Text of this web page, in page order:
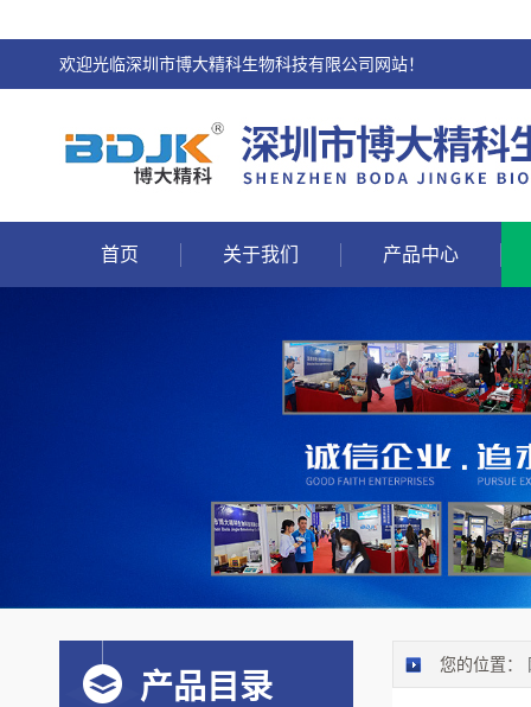
欢迎光临深圳市博大精科生物科技有限公司网站！
首页 关于我们 产品中心
产品目录
您的位置：